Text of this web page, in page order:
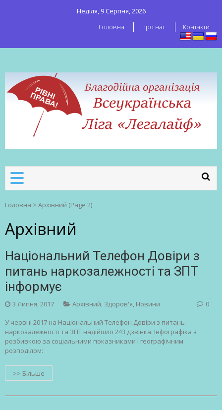
Неділя, 9 Серпня, 2026
Головна
Про нас Контакти
робітників
Головна > Архівний (Page 2)
Архівний
Національний Телефон Довіри з
питань наркозалежності та ЗПТ
інформує
3 Липня, 2017 Архівний, Здоров'я, Новини 0
У червні 2017 на Національний Телефон Довіри з питань
наркозалежності та ЗПТ надійшло 243 дзвінка. Інфографіка з
розбивкою за соціальними показниками і географічним
розподілом:
>> Більше